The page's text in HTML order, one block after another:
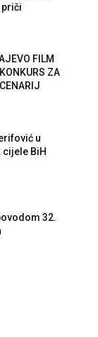
priči
FILM
ZA
u
cijele BiH
32.